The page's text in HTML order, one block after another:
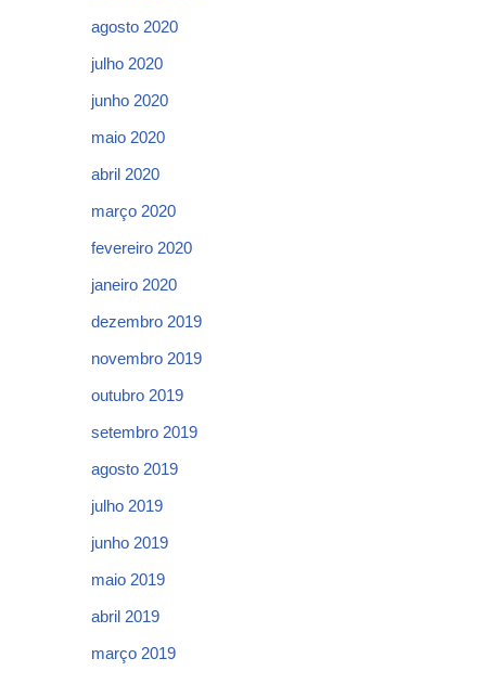
agosto 2020
julho 2020
junho 2020
maio 2020
abril 2020
março 2020
fevereiro 2020
janeiro 2020
dezembro 2019
novembro 2019
outubro 2019
setembro 2019
agosto 2019
julho 2019
junho 2019
maio 2019
abril 2019
março 2019